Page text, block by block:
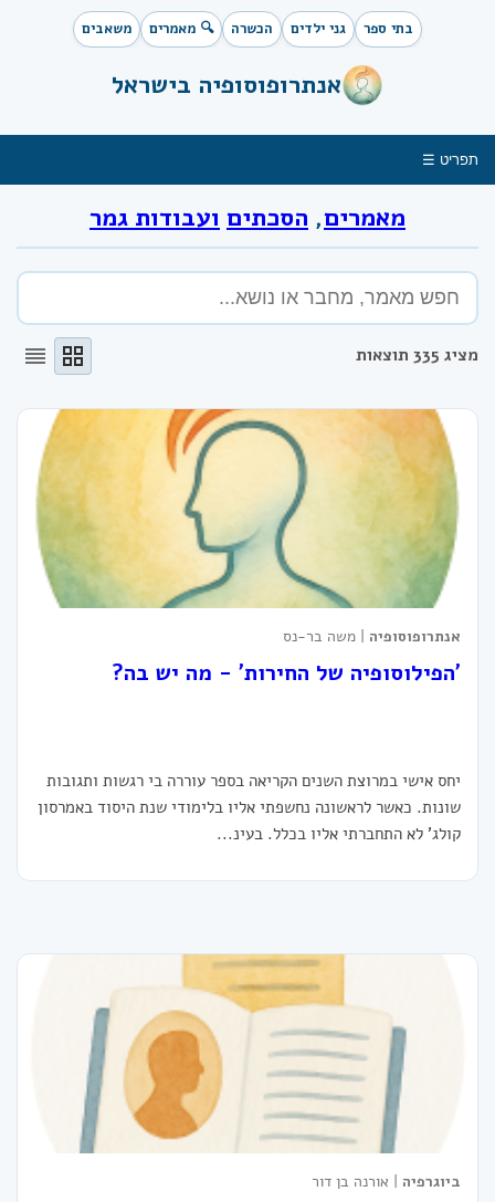
בתי ספר גני ילדים הכשרה 🔍 מאמרים משאבים
אנתרופוסופיה בישראל
תפריט ☰
מאמרים, הסכתים ועבודות גמר
מציג 335 תוצאות grid_view
reorder
אנתרופוסופיה | משה בר-נס
'הפילוסופיה של החירות' - מה יש בה?
יחס אישי במרוצת השנים הקריאה בספר עוררה בי רגשות ותגובות
שונות. כאשר לראשונה נחשפתי אליו בלימודי שנת היסוד באמרסון
קולג' לא התחברתי אליו בכלל. בעינ...
ביוגרפיה | אורנה בן דור